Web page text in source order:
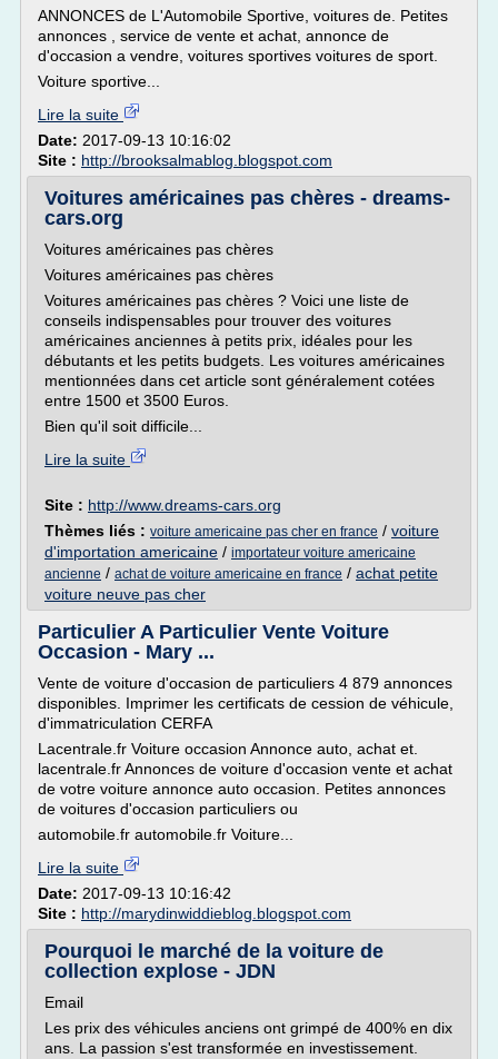
ANNONCES de L'Automobile Sportive, voitures de. Petites
annonces , service de vente et achat, annonce de
d'occasion a vendre, voitures sportives voitures de sport.
Voiture sportive...
Lire la suite
Date: 2017-09-13 10:16:02
Site : http://brooksalmablog.blogspot.com
Voitures américaines pas chères - dreams-
cars.org
Voitures américaines pas chères
Voitures américaines pas chères
Voitures américaines pas chères ? Voici une liste de
conseils indispensables pour trouver des voitures
américaines anciennes à petits prix, idéales pour les
débutants et les petits budgets. Les voitures américaines
mentionnées dans cet article sont généralement cotées
entre 1500 et 3500 Euros.
Bien qu'il soit difficile...
Lire la suite
Site : http://www.dreams-cars.org
Thèmes liés : voiture americaine pas cher en france / voiture
d'importation americaine / importateur voiture americaine
ancienne / achat de voiture americaine en france / achat petite
voiture neuve pas cher
Particulier A Particulier Vente Voiture
Occasion - Mary ...
Vente de voiture d'occasion de particuliers 4 879 annonces
disponibles. Imprimer les certificats de cession de véhicule,
d'immatriculation CERFA
Lacentrale.fr Voiture occasion Annonce auto, achat et.
lacentrale.fr Annonces de voiture d'occasion vente et achat
de votre voiture annonce auto occasion. Petites annonces
de voitures d'occasion particuliers ou
automobile.fr automobile.fr Voiture...
Lire la suite
Date: 2017-09-13 10:16:42
Site : http://marydinwiddieblog.blogspot.com
Pourquoi le marché de la voiture de
collection explose - JDN
Email
Les prix des véhicules anciens ont grimpé de 400% en dix
ans. La passion s'est transformée en investissement.